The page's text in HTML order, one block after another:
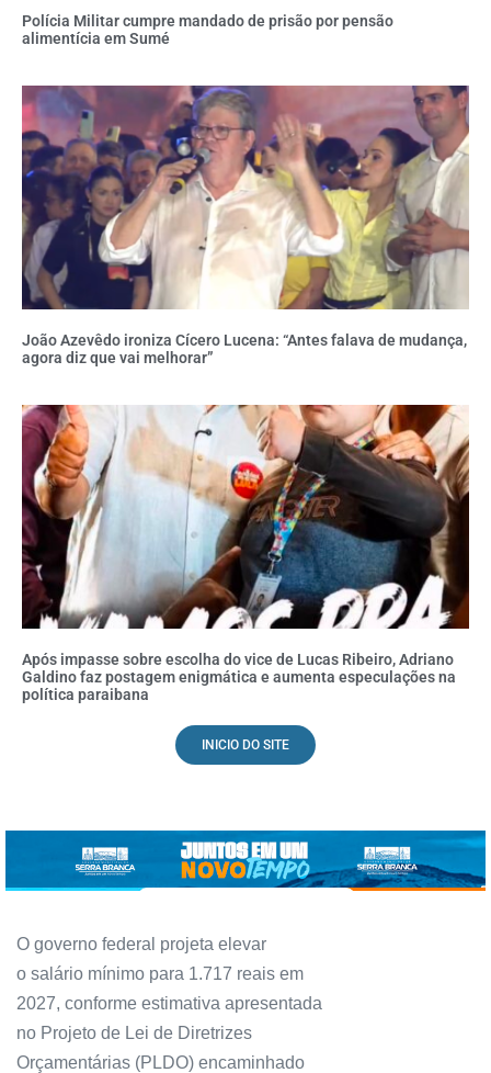
Polícia Militar cumpre mandado de prisão por pensão
alimentícia em Sumé
João Azevêdo ironiza Cícero Lucena: “Antes falava de mudança,
agora diz que vai melhorar”
Após impasse sobre escolha do vice de Lucas Ribeiro, Adriano
Galdino faz postagem enigmática e aumenta especulações na
política paraibana
INICIO DO SITE
O governo federal projeta elevar
o salário mínimo para 1.717 reais em
2027, conforme estimativa apresentada
no Projeto de Lei de Diretrizes
Orçamentárias (PLDO) encaminhado